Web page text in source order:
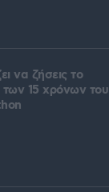
να ζήσεις το
των 15 χρόνων του